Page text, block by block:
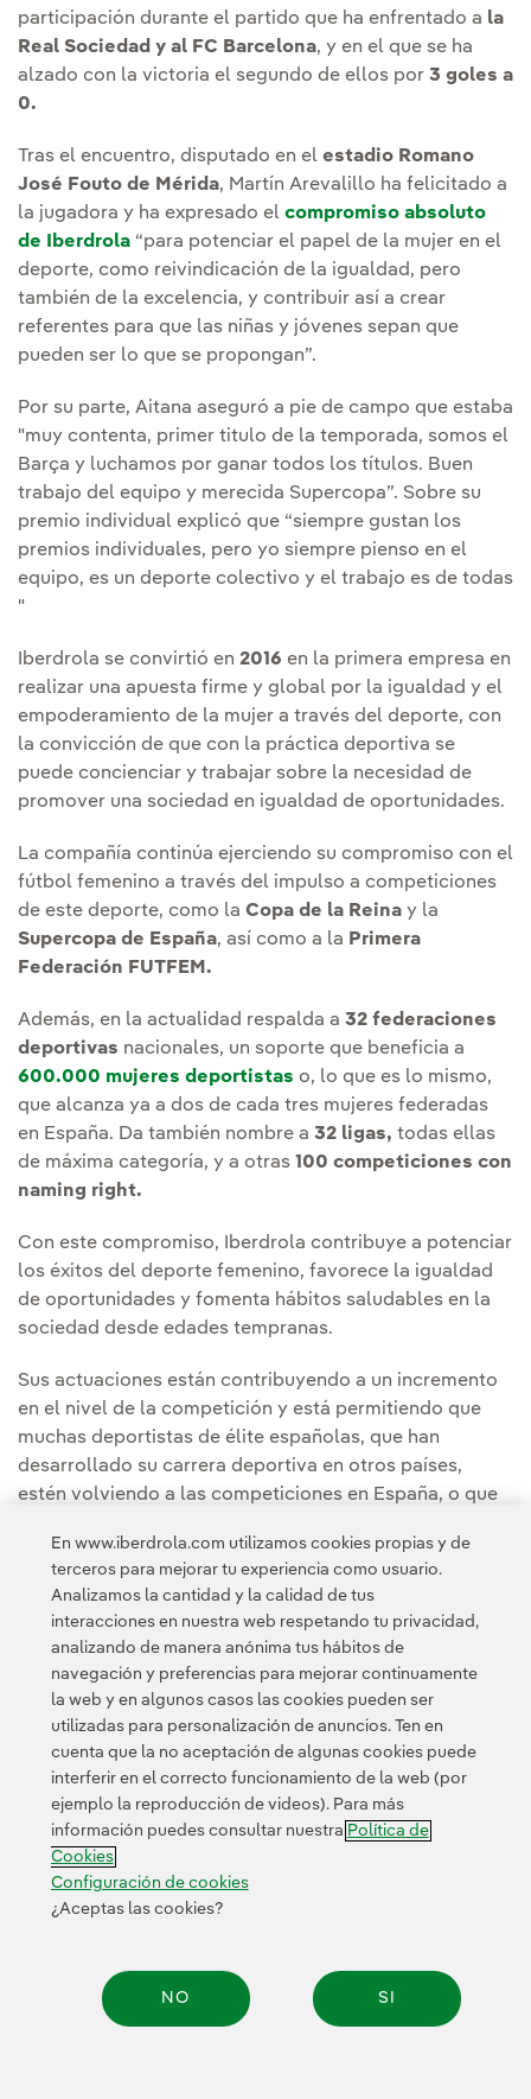
participación durante el partido que ha enfrentado a la
Real Sociedad y al FC Barcelona, y en el que se ha
alzado con la victoria el segundo de ellos por 3 goles a
0.
Tras el encuentro, disputado en el estadio Romano
José Fouto de Mérida, Martín Arevalillo ha felicitado a
la jugadora y ha expresado el compromiso absoluto
de Iberdrola “para potenciar el papel de la mujer en el
deporte, como reivindicación de la igualdad, pero
también de la excelencia, y contribuir así a crear
referentes para que las niñas y jóvenes sepan que
pueden ser lo que se propongan”.
Por su parte, Aitana aseguró a pie de campo que estaba
"muy contenta, primer titulo de la temporada, somos el
Barça y luchamos por ganar todos los títulos. Buen
trabajo del equipo y merecida Supercopa”. Sobre su
premio individual explicó que “siempre gustan los
premios individuales, pero yo siempre pienso en el
equipo, es un deporte colectivo y el trabajo es de todas
"
Iberdrola se convirtió en 2016 en la primera empresa en
realizar una apuesta firme y global por la igualdad y el
empoderamiento de la mujer a través del deporte, con
la convicción de que con la práctica deportiva se
puede concienciar y trabajar sobre la necesidad de
promover una sociedad en igualdad de oportunidades.
La compañía continúa ejerciendo su compromiso con el
fútbol femenino a través del impulso a competiciones
de este deporte, como la Copa de la Reina y la
Supercopa de España, así como a la Primera
Federación FUTFEM.
Además, en la actualidad respalda a 32 federaciones
deportivas nacionales, un soporte que beneficia a
600.000 mujeres deportistas o, lo que es lo mismo,
que alcanza ya a dos de cada tres mujeres federadas
en España. Da también nombre a 32 ligas, todas ellas
de máxima categoría, y a otras 100 competiciones con
naming right.
Con este compromiso, Iberdrola contribuye a potenciar
los éxitos del deporte femenino, favorece la igualdad
de oportunidades y fomenta hábitos saludables en la
sociedad desde edades tempranas.
Sus actuaciones están contribuyendo a un incremento
en el nivel de la competición y está permitiendo que
muchas deportistas de élite españolas, que han
desarrollado su carrera deportiva en otros países,
estén volviendo a las competiciones en España, o que
internacionales de prestigio.
Contacta Política de Privacidad Información legal
Política de cookies Configuración de cookies Accesibilidad
Canal de denuncias
© 2026 Iberdrola, S.A. Reservados todos los derechos.
En www.iberdrola.com utilizamos cookies propias y de
terceros para mejorar tu experiencia como usuario.
Analizamos la cantidad y la calidad de tus
interacciones en nuestra web respetando tu privacidad,
analizando de manera anónima tus hábitos de
navegación y preferencias para mejorar continuamente
la web y en algunos casos las cookies pueden ser
utilizadas para personalización de anuncios. Ten en
cuenta que la no aceptación de algunas cookies puede
interferir en el correcto funcionamiento de la web (por
ejemplo la reproducción de videos). Para más
información puedes consultar nuestra Política de
Cookies
Configuración de cookies
¿Aceptas las cookies?
NO SI